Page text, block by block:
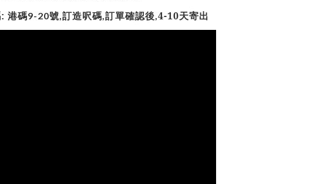
: 港碼9-20號 訂造呎碼 訂單確認後 4-10天寄出